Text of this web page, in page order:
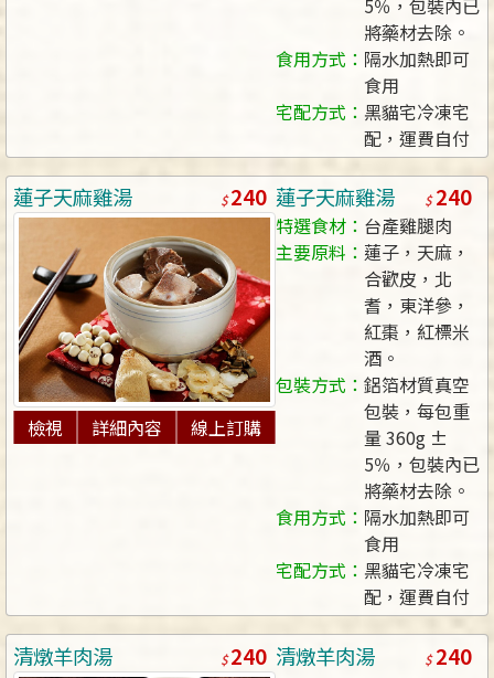
將藥材去除。
食用方式： 隔水加熱即可
食用
宅配方式： 黑貓宅冷凍宅
配，運費自付
蓮子天麻雞湯 240
檢視 詳細內容 線上訂購
蓮子天麻雞湯 240
特選食材： 台產雞腿肉
主要原料： 蓮子，天麻，
合歡皮，北
耆，東洋參，
紅棗，紅標米
酒。
包裝方式：鋁箔材質真空
包裝，每包重
量 360g ±
5％，包裝內已
將藥材去除。
食用方式： 隔水加熱即可
食用
宅配方式： 黑貓宅冷凍宅
配，運費自付
清燉羊肉湯 240 清燉羊肉湯 240